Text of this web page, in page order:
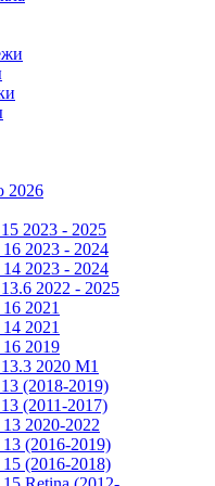
2026
2023 - 2025
2023 - 2024
2023 - 2024
2022 - 2025
2021
2021
2019
2020 M1
(2018-2019)
(2011-2017)
2020-2022
(2016-2019)
(2016-2018)